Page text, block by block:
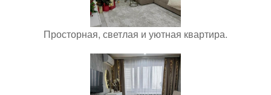
Просторная, светлая и уютная квартира.